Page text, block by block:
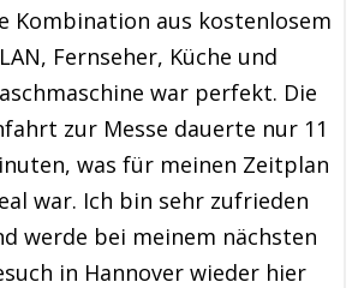
Kombination aus kostenlosem
Fernseher, Küche und
war perfekt. Die
zur Messe dauerte nur 11
was für meinen Zeitplan
war. Ich bin sehr zufrieden
werde bei meinem nächsten
in Hannover wieder hier